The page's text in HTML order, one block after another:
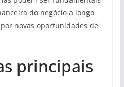
do negócio a longo
novas oportunidades de
principais